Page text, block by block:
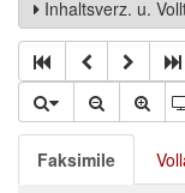
Inhaltsverz. u.
Faksimile